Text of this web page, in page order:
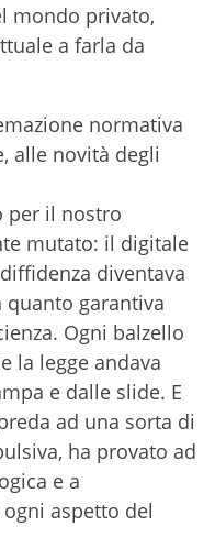
mondo privato,
a farla da
normativa
alle novità degli
per il nostro
mutato: il digitale
diventava
garantiva
Ogni balzello
la legge andava
e dalle slide. E
ad una sorta di
ha provato ad
e a
aspetto del